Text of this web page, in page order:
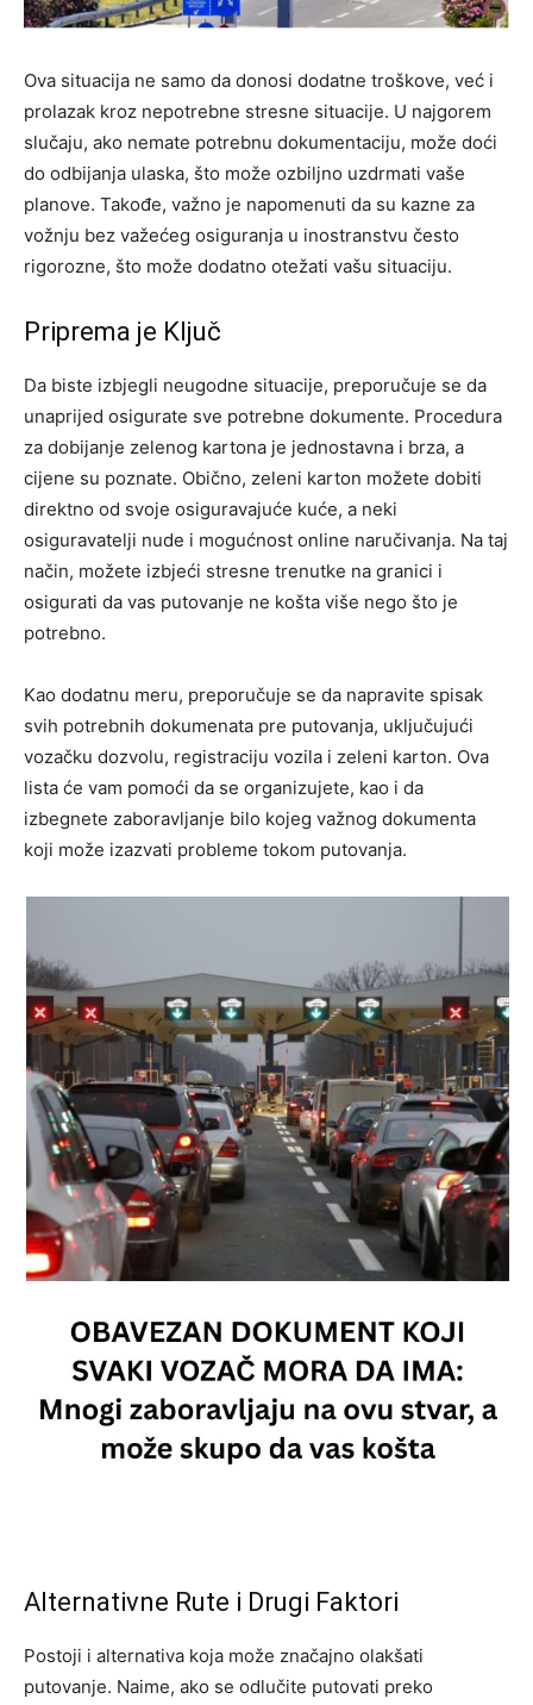
Ova situacija ne samo da donosi dodatne troškove, već i
prolazak kroz nepotrebne stresne situacije. U najgorem
slučaju, ako nemate potrebnu dokumentaciju, može doći
do odbijanja ulaska, što može ozbiljno uzdrmati vaše
planove. Takođe, važno je napomenuti da su kazne za
vožnju bez važećeg osiguranja u inostranstvu često
rigorozne, što može dodatno otežati vašu situaciju.
Priprema je Ključ
Da biste izbjegli neugodne situacije, preporučuje se da
unaprijed osigurate sve potrebne dokumente. Procedura
za dobijanje zelenog kartona je jednostavna i brza, a
cijene su poznate. Obično, zeleni karton možete dobiti
direktno od svoje osiguravajuće kuće, a neki
osiguravatelji nude i mogućnost online naručivanja. Na taj
način, možete izbjeći stresne trenutke na granici i
osigurati da vas putovanje ne košta više nego što je
potrebno.
Kao dodatnu meru, preporučuje se da napravite spisak
svih potrebnih dokumenata pre putovanja, uključujući
vozačku dozvolu, registraciju vozila i zeleni karton. Ova
lista će vam pomoći da se organizujete, kao i da
izbegnete zaboravljanje bilo kojeg važnog dokumenta
koji može izazvati probleme tokom putovanja.
Alternativne Rute i Drugi Faktori
Postoji i alternativa koja može značajno olakšati
putovanje. Naime, ako se odlučite putovati preko